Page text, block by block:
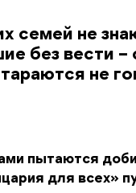
семей не
без вести –
не
пытаются
для всех»